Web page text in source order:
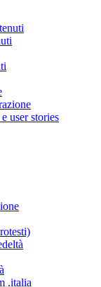
user stories
.italia